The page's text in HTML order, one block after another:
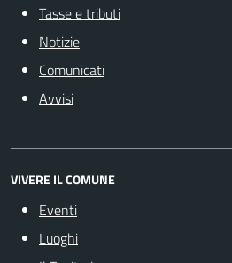
Tasse e tributi
Notizie
Comunicati
Avvisi
VIVERE IL COMUNE
Eventi
Luoghi